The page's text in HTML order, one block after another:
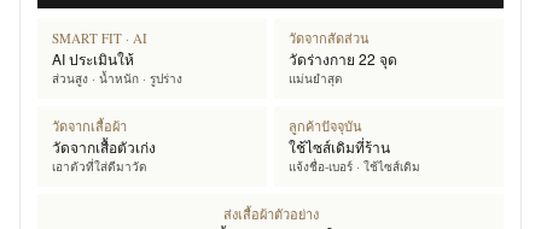
SMART FIT · AI
AI ประเมินให้
ส่วนสูง · น้ำหนัก · รูปร่าง
วัดจากสัดส่วน
วัดร่างกาย 22 จุด
แม่นยำสุด
วัดจากเสื้อผ้า
วัดจากเสื้อตัวเก่ง
เอาตัวที่ใส่ดีมาวัด
ลูกค้าปัจจุบัน
ใช้ไซส์เดิมที่ร้าน
แจ้งชื่อ-เบอร์ · ใช้ไซส์เดิม
ส่งเสื้อผ้าตัวอย่าง